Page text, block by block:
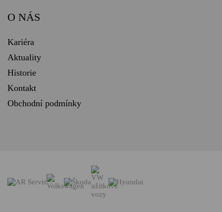
O NÁS
Kariéra
Aktuality
Historie
Kontakt
Obchodní podmínky